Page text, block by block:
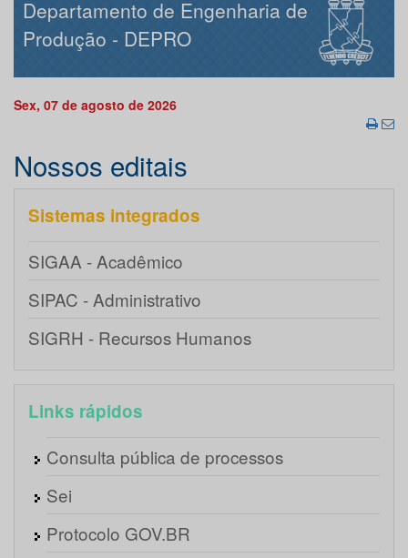
Departamento de Engenharia de
Produção - DEPRO
Sex, 07 de agosto de 2026
Nossos editais
Sistemas integrados
SIGAA - Acadêmico
SIPAC - Administrativo
SIGRH - Recursos Humanos
Links rápidos
Consulta pública de processos
Sei
Protocolo GOV.BR